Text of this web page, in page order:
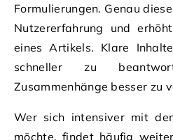
Formulierungen. Genau
Nutzererfahrung und
eines Artikels. Klare
schneller zu
Zusammenhänge besser zu
Wer sich intensiver mit
möchte, findet häufig